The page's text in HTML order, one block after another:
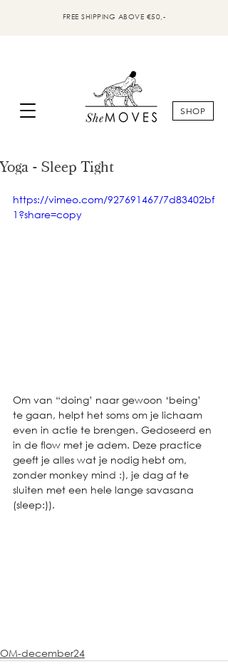
FREE SHIPPING ABOVE €50,-
SHOP
Yoga - Sleep Tight
https://vimeo.com/927691467/7d83402bf
1?share=copy
Om van “doing’ naar gewoon ‘being’
te gaan, helpt het soms om je lichaam
even in actie te brengen. Gedoseerd en
in de flow met je adem. Deze practice
geeft je alles wat je nodig hebt om,
zonder monkey mind :), je dag af te
sluiten met een hele lange savasana
(sleep:)).
OM-december24